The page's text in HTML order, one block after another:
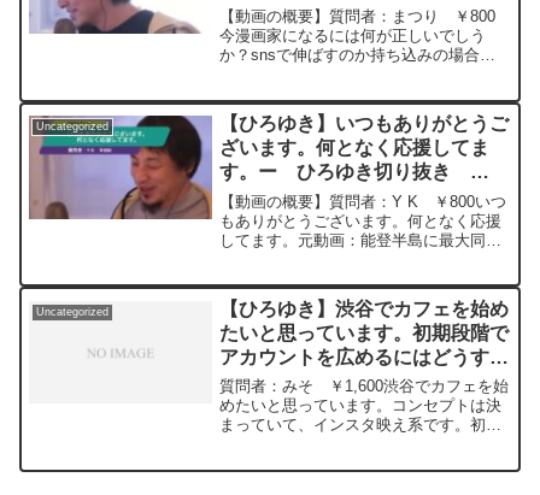
いと思いますか？ー ひろゆき切
り抜き 20240314
【動画の概要】質問者：まつり ￥800
今漫画家になるには何が正しいでしう
か？snsで伸ばすのか持ち込みの場合ど
CH'TI BLONDEを呑みながら 2024/03/14
...
Uncategorized
【ひろゆき】いつもありがとうご
ざいます。何となく応援してま
す。ー ひろゆき切り抜き
20240111
【動画の概要】質問者：Y K ￥800いつ
もありがとうございます。何となく応援
してます。元動画：能登半島に最大同時
2024/01/11 J22 ひろゆきさんの
動画で、...
Uncategorized
【ひろゆき】渋谷でカフェを始め
たいと思っています。初期段階で
アカウントを広めるにはどうする
のが効果的かあれば教えて頂ける
と嬉しいです。ー ひろゆき切り
抜き 20240516
質問者：みそ ￥1,600渋谷でカフェを始
めたいと思っています。コンセプトは決
まっていて、インスタ映え系です。初期